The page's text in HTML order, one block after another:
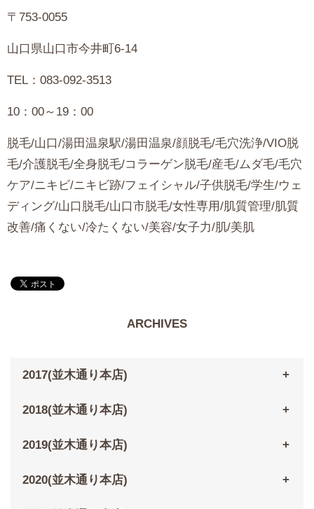
〒753-0055
山口県山口市今井町6-14
TEL：083-092-3513
10：00～19：00
脱毛/山口/湯田温泉駅/湯田温泉/顔脱毛/毛穴洗浄/VIO脱
毛/介護脱毛/全身脱毛/コラーゲン脱毛/産毛/ムダ毛/毛穴
ケア/ニキビ/ニキビ跡/フェイシャル/子供脱毛/学生/ウェ
ディング/山口脱毛/山口市脱毛/女性専用/肌質管理/肌質
改善/痛くない/冷たくない/美容/女子力/肌/美肌
ARCHIVES
2017(並木通り本店)
2018(並木通り本店)
2019(並木通り本店)
2020(並木通り本店)